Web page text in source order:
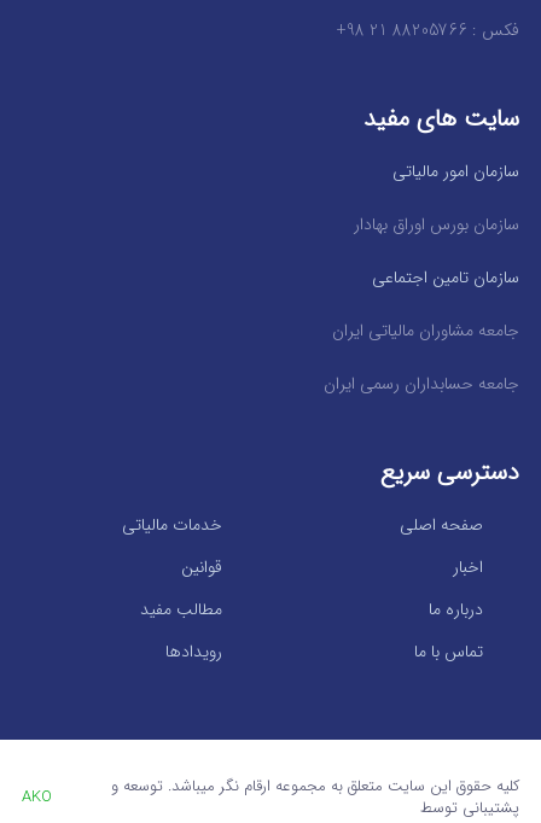
فکس : 88205766 21 98+
سایت های مفید
سازمان امور مالیاتی
سازمان بورس اوراق بهادار
سازمان تامین اجتماعی
جامعه مشاوران مالیاتی ایران
جامعه حسابداران رسمی ایران
دسترسی سریع
خدمات مالیاتی
صفحه اصلی
قوانین
اخبار
مطالب مفید
درباره ما
رویدادها
تماس با ما
کلیه حقوق این سایت متعلق به مجموعه ارقام نگر میباشد. توسعه و
پشتیبانی توسط
AKO